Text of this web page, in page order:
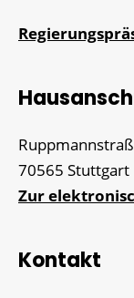
70565 Stuttgart
Zur
Kontakt